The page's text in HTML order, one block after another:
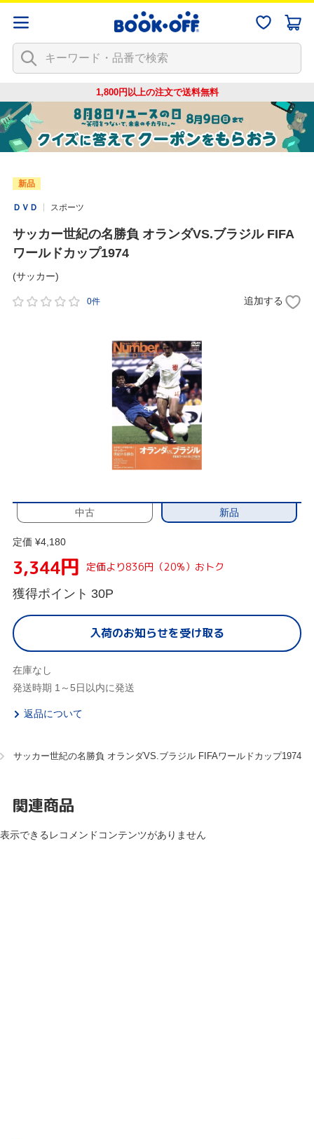
1,800円以上の注文で送料無料
新品
ＤＶＤ スポーツ
サッカー世紀の名勝負 オランダVS.ブラジル FIFA
ワールドカップ1974
(サッカー)
0件 追加する
中古 新品
定価 ¥4,180
3,344円 定価より836円（20%）おトク
獲得ポイント 30P
入荷のお知らせを受け取る
在庫なし
発送時期 1～5日以内に発送
返品について
サッカー世紀の名勝負 オランダVS.ブラジル FIFAワールドカップ1974
関連商品
表示できるレコメンドコンテンツがありません